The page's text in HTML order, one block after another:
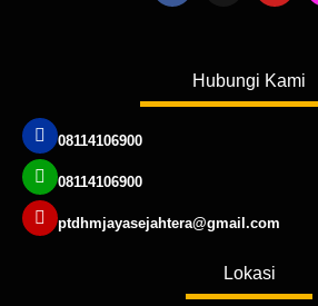
Hubungi Kami
08114106900
08114106900
ptdhmjayasejahtera@gmail.com
Lokasi